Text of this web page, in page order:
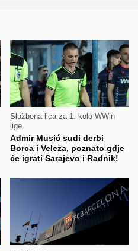
Službena lica za 1. kolo WWin
lige
Admir Musić sudi derbi
Borca i Veleža, poznato gdje
će igrati Sarajevo i Radnik!